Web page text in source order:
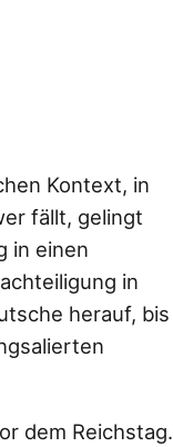
Kontext, in
fällt, gelingt
in einen
in
herauf, bis
dem Reichstag.